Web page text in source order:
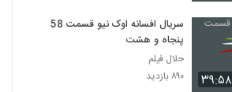
۳۹:۵۸
سریال افسانه اوک نیو قسمت 58
پنجاه و هشت
حلال فیلم
۸۹۰ بازدید